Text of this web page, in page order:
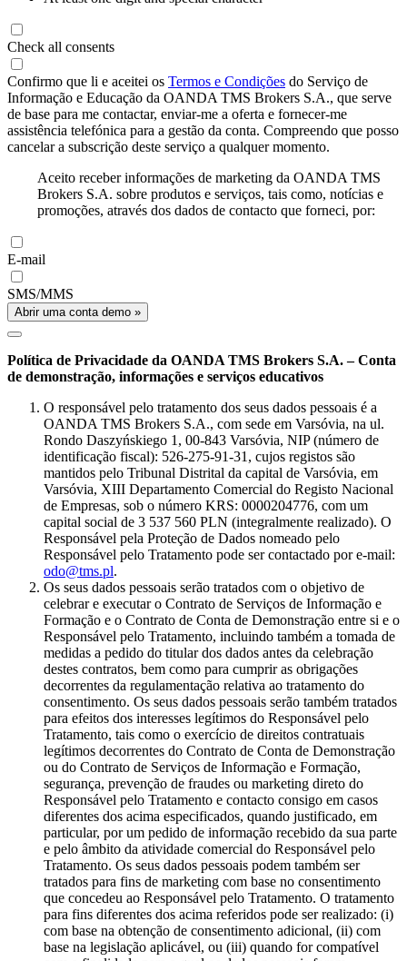
Check all consents
Confirmo que li e aceitei os Termos e Condições do Serviço de
Informação e Educação da OANDA TMS Brokers S.A., que serve
de base para me contactar, enviar-me a oferta e fornecer-me
assistência telefónica para a gestão da conta. Compreendo que posso
cancelar a subscrição deste serviço a qualquer momento.
Aceito receber informações de marketing da OANDA TMS
Brokers S.A. sobre produtos e serviços, tais como, notícias e
promoções, através dos dados de contacto que forneci, por:
E-mail
SMS/MMS
Abrir uma conta demo »
Política de Privacidade da OANDA TMS Brokers S.A. – Conta
de demonstração, informações e serviços educativos
O responsável pelo tratamento dos seus dados pessoais é a
OANDA TMS Brokers S.A., com sede em Varsóvia, na ul.
Rondo Daszyńskiego 1, 00-843 Varsóvia, NIP (número de
identificação fiscal): 526-275-91-31, cujos registos são
mantidos pelo Tribunal Distrital da capital de Varsóvia, em
Varsóvia, XIII Departamento Comercial do Registo Nacional
de Empresas, sob o número KRS: 0000204776, com um
capital social de 3 537 560 PLN (integralmente realizado). O
Responsável pela Proteção de Dados nomeado pelo
Responsável pelo Tratamento pode ser contactado por e-mail:
odo@tms.pl.
Os seus dados pessoais serão tratados com o objetivo de
celebrar e executar o Contrato de Serviços de Informação e
Formação e o Contrato de Conta de Demonstração entre si e o
Responsável pelo Tratamento, incluindo também a tomada de
medidas a pedido do titular dos dados antes da celebração
destes contratos, bem como para cumprir as obrigações
decorrentes da regulamentação relativa ao tratamento do
consentimento. Os seus dados pessoais serão também tratados
para efeitos dos interesses legítimos do Responsável pelo
Tratamento, tais como o exercício de direitos contratuais
legítimos decorrentes do Contrato de Conta de Demonstração
ou do Contrato de Serviços de Informação e Formação,
segurança, prevenção de fraudes ou marketing direto do
Responsável pelo Tratamento e contacto consigo em casos
diferentes dos acima especificados, quando justificado, em
particular, por um pedido de informação recebido da sua parte
e pelo âmbito da atividade comercial do Responsável pelo
Tratamento. Os seus dados pessoais podem também ser
tratados para fins de marketing com base no consentimento
que concedeu ao Responsável pelo Tratamento. O tratamento
para fins diferentes dos acima referidos pode ser realizado: (i)
com base na obtenção de consentimento adicional, (ii) com
base na legislação aplicável, ou (iii) quando for compatível